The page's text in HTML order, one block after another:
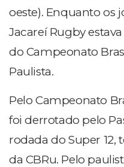
oeste). Enquanto os
Jacareí Rugby
do Campeonato
Paulista.
Pelo Campeonato
foi derrotado pelo
rodada do Super
da CBRu. Pelo